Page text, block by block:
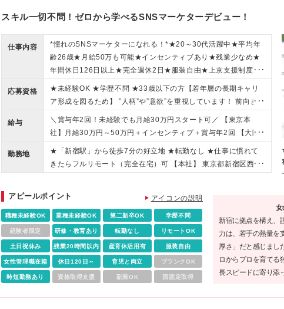
スキル一切不問！ゼロから学べるSNSマーケターデビュー！
仕事内容
*憧れのSNSマーケターになれる！*★20～30代活躍中★平均年
齢26歳★月給50万も可能★インセンティブあり★残業少なめ★
年間休日126日以上★完全週休2日★服装自由★上京支援制度あ
り★慣れてきたらリモートワークOK
応募資格
★未経験OK ★学歴不問 ★33歳以下の方【若年層の長期キャリ
ア形成を図るため】 ”人柄”や”意欲”を重視しています！ 前向きで
成長したいと向上心がある方を 私たちは全力でサポートします♪
～こんな人にはピッタリ◎～ ●人とコミュニケーションをとるの
が好きな方 ●新しいことに挑戦することにワクワクする方 ●素直
にアドバイスを聞くことができる方
給与
＼賞与年2回！未経験でも月給30万円スタート可／ 【東京本
社】月給30万円～50万円＋インセンティブ＋賞与年2回 【大阪
支店】月給25万円～50万円＋インセンティブ＋賞与年2回 毎月
の個人粗利の10％をインセンティブとして支給！ 頑張りがその
まま収入に直結します◎ ※上記金額には固定残業代（月10時間
全額支給します。 ※金額は経験やスキルを考慮します。 【試用
期間について】6～12ヶ月の試用期間あり。 月給25万円～30万
円 ※上記金額には固定残業代（月10時間分/1万7045円～）を含
みます。 ※その他待遇の差異はありません。
勤務地
★「新宿駅」から徒歩7分の好立地 ★転勤なし ★仕事に慣れて
きたらフルリモート（完全在宅）可 【本社】 東京都新宿区西新
ーも大募集！ 「地元に帰って活躍したい」という U・Iターン希
望の方も大歓迎です◎ 仲介手数料ゼロなどのお得な物件をご紹
介し、 一緒にお部屋探しをサポートする「上京支援制度」もあ
ります♪ ※東京・大阪からご希望の勤務地をお選びいただけま
す。 ※試用期間中は一都三県ないし大阪市府内で実施いたしま
す。 (変更の範囲)上記を除く当社関連勤務地
アピールポイント アイコンの説明
職種未経験OK 業種未経験OK 第二新卒OK 学歴不問
経験者限定 研修・教育あり 転勤なし リモートOK
土日祝休み 残業20時間以内 産育休活用有 服装自由
女性管理職在籍 休日120日～ 育児と両立 ブランクOK
時短勤務あり 資格取得支援 副業OK 国認定取得
女
新宿に拠点を構え、
力は、若手の熱量を
厚さ」だと感じまし
ロからプロを育てる
長スピードに寄り添
めるのではないでし